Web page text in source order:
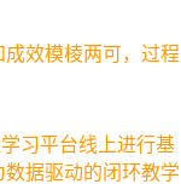
效模棱两可，过程
习平台线上进行基
据驱动的闭环教学